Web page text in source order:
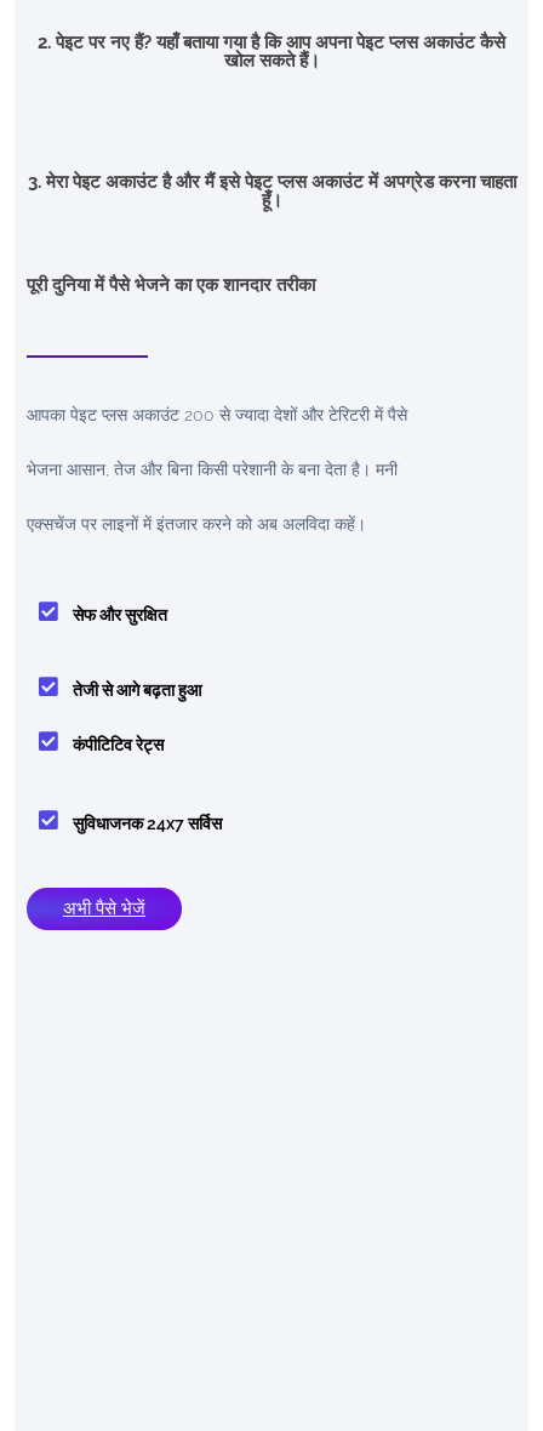
2. पेइट पर नए हैं? यहाँ बताया गया है कि आप अपना पेइट प्लस अकाउंट कैसे
खोल सकते हैं।
3. मेरा पेइट अकाउंट है और मैं इसे पेइट प्लस अकाउंट में अपग्रेड करना चाहता
हूँ।
पूरी दुनिया में पैसे भेजने का एक शानदार तरीका
आपका पेइट प्लस अकाउंट 200 से ज्यादा देशों और टेरिटरी में पैसे
भेजना आसान, तेज और बिना किसी परेशानी के बना देता है। मनी
एक्सचेंज पर लाइनों में इंतजार करने को अब अलविदा कहें।
सेफ और सुरक्षित
तेजी से आगे बढ़ता हुआ
कंपीटिटिव रेट्स
सुविधाजनक 24x7 सर्विस
अभी पैसे भेजें